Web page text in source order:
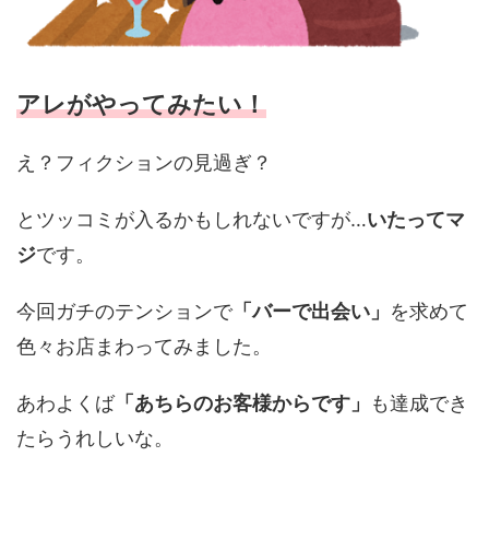
アレがやってみたい！
え？フィクションの見過ぎ？
とツッコミが入るかもしれないですが…いたってマ
ジです。
今回ガチのテンションで「バーで出会い」 を求めて
色々お店まわってみました。
あわよくば「あちらのお客様からです」
も達成でき
たらうれしいな。